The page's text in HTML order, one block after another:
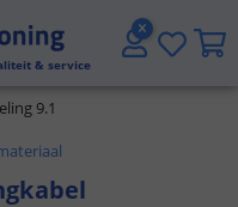
& service
€ 20,- NL en BE
9.1
morgen in huis